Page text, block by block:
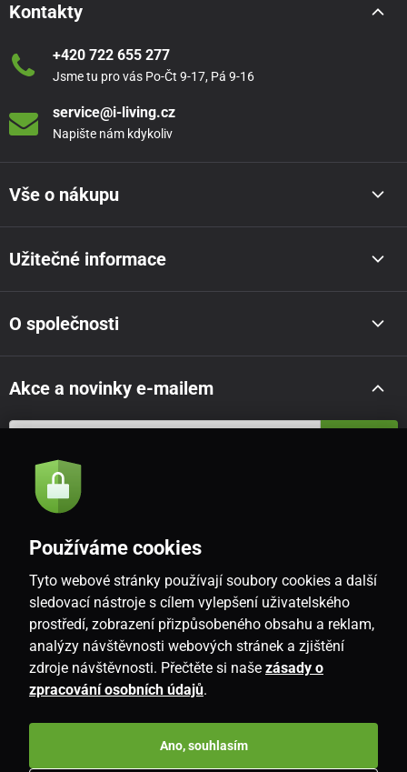
Kontakty
+420 722 655 277
Jsme tu pro vás Po-Čt 9-17, Pá 9-16
service@i-living.cz
Napište nám kdykoliv
Vše o nákupu
Užitečné informace
O společnosti
Akce a novinky e-mailem
Souhlasím se
CZ
Používáme cookies
Tyto webové stránky používají soubory cookies a další
sledovací nástroje s cílem vylepšení uživatelského
prostředí, zobrazení přizpůsobeného obsahu a reklam,
analýzy návštěvnosti webových stránek a zjištění
zdroje návštěvnosti. Přečtěte si naše zásady o
zpracování osobních údajů.
Ano, souhlasím